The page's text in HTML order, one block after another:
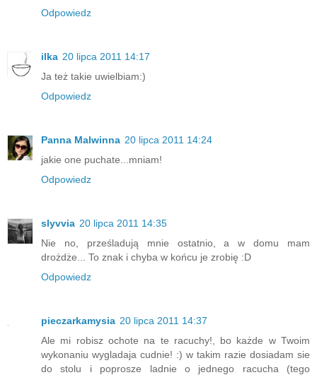
Odpowiedz
ilka 20 lipca 2011 14:17
Ja też takie uwielbiam:)
Odpowiedz
Panna Malwinna 20 lipca 2011 14:24
jakie one puchate...mniam!
Odpowiedz
slyvvia 20 lipca 2011 14:35
Nie no, prześladują mnie ostatnio, a w domu mam
drożdże... To znak i chyba w końcu je zrobię :D
Odpowiedz
pieczarkamysia 20 lipca 2011 14:37
Ale mi robisz ochote na te racuchy!, bo każde w Twoim
wykonaniu wygladaja cudnie! :) w takim razie dosiadam sie
do stolu i poprosze ladnie o jednego racucha (tego